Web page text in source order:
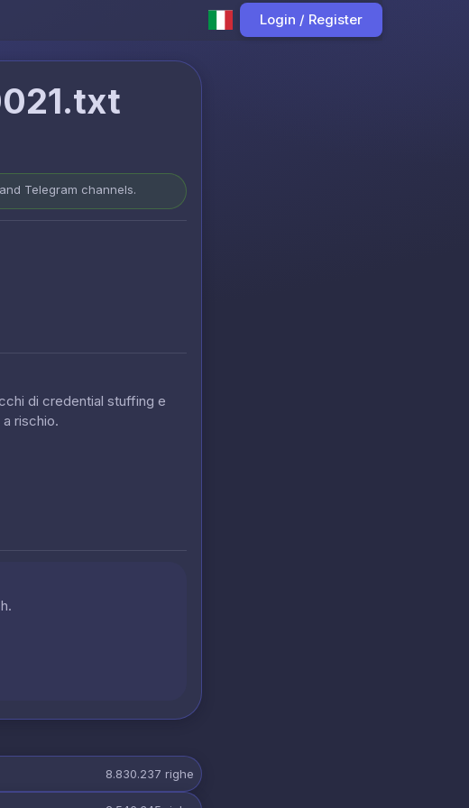
Login / Register
Telegram channels.
di credential stuffing e
rischio.
8.830.237 righe